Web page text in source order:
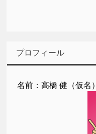
プロフィール
名前：高橋 健（仮名）